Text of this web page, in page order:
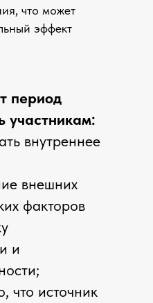
период
участникам:
внутреннее
внешних
факторов
и
что источник
что может
эффект